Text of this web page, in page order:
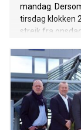
mandag.
tirsdag klokken
streik fra